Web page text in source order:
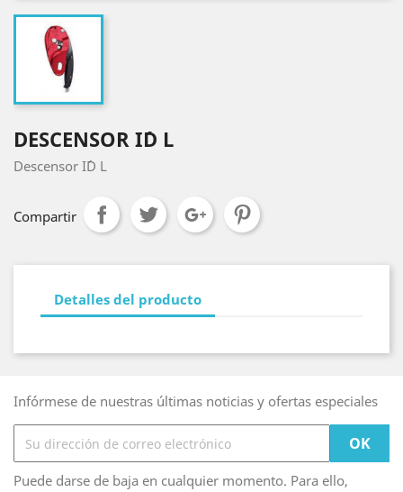
DESCENSOR I´D L
Descensor I´D L
Compartir
Detalles del producto
Infórmese de nuestras últimas noticias y ofertas especiales
Puede darse de baja en cualquier momento. Para ello,